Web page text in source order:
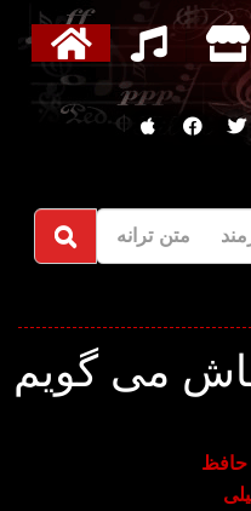
متن ترانه
می گویم
حافظ